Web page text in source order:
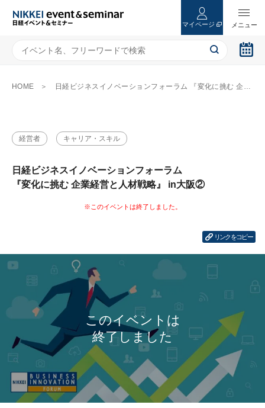
マイページ
HOME 日経ビジネスイノベーションフォーラム 『変化に挑む 企業経営と人材戦略』 in大阪②
経営者 キャリア・スキル
日経ビジネスイノベーションフォーラム
『変化に挑む 企業経営と人材戦略』 in大阪②
リンクをコピー